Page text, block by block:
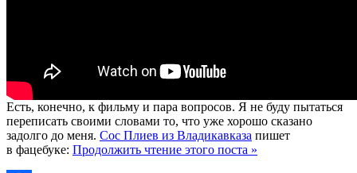
Есть, конечно, к фильму и пара вопросов. Я не буду пытаться
переписать своими словами то, что уже хорошо сказано
задолго до меня. Сос Плиев из Владикавказа пишет
в фацебуке: Продолжить чтение этого поста »